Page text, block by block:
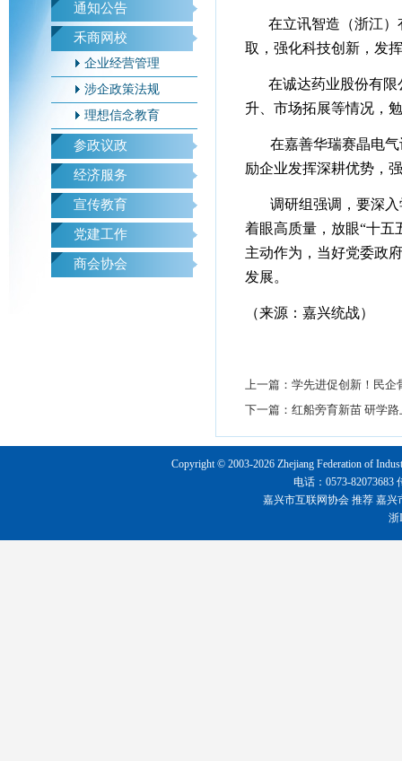
通知公告
禾商网校
企业经营管理
涉企政策法规
理想信念教育
参政议政
经济服务
宣传教育
党建工作
商会协会
在立讯智造（浙江
取，强化科技创新，发
在诚达药业股份有
升、市场拓展等情况，
在嘉善华瑞赛晶电
励企业发挥深耕优势，
调研组强调，要深
着眼高质量，放眼“十
主动作为，当好党委政
发展。
（来源：嘉兴统战）
上一篇：学先进促创新！民企
下一篇：红船旁育新苗 研学
Copyright © 2003-2026 Zhejiang Federation of
电话：0573-82073683
嘉兴市互联网协会 推荐嘉兴
浙